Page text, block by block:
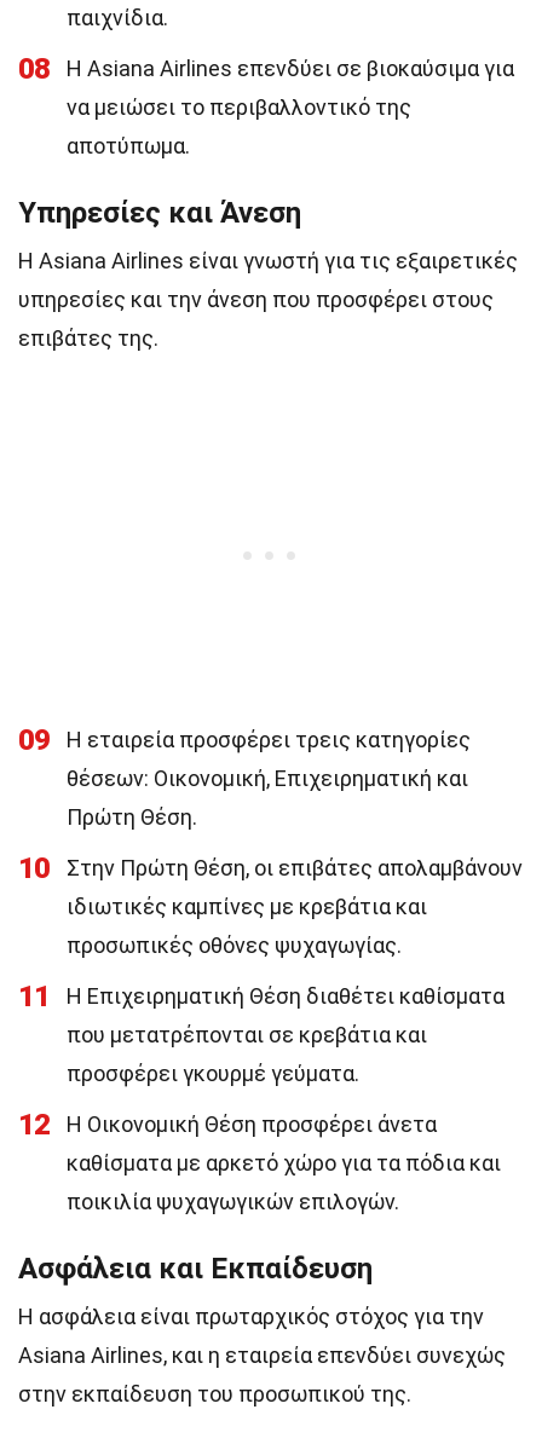
παιχνίδια.
08
Η Asiana Airlines επενδύει σε βιοκαύσιμα για
να μειώσει το περιβαλλοντικό της
αποτύπωμα.
Υπηρεσίες και Άνεση
Η Asiana Airlines είναι γνωστή για τις εξαιρετικές
υπηρεσίες και την άνεση που προσφέρει στους
επιβάτες της.
09
Η εταιρεία προσφέρει τρεις κατηγορίες
θέσεων: Οικονομική, Επιχειρηματική και
Πρώτη Θέση.
10
Στην Πρώτη Θέση, οι επιβάτες απολαμβάνουν
ιδιωτικές καμπίνες με κρεβάτια και
προσωπικές οθόνες ψυχαγωγίας.
11
Η Επιχειρηματική Θέση διαθέτει καθίσματα
που μετατρέπονται σε κρεβάτια και
προσφέρει γκουρμέ γεύματα.
12
Η Οικονομική Θέση προσφέρει άνετα
καθίσματα με αρκετό χώρο για τα πόδια και
ποικιλία ψυχαγωγικών επιλογών.
Ασφάλεια και Εκπαίδευση
Η ασφάλεια είναι πρωταρχικός στόχος για την
Asiana Airlines, και η εταιρεία επενδύει συνεχώς
στην εκπαίδευση του προσωπικού της.